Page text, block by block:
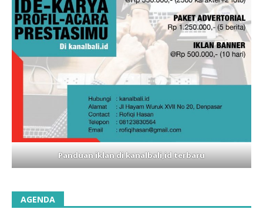
Panduan iklan di kanalbali,id terbaru
AGENDA